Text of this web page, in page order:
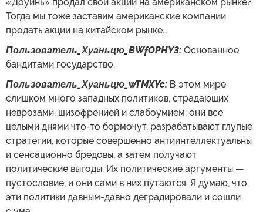
Тогда мы тоже заставим американские компании
продать акции на китайском рынке…
Пользователь_Хуаньцю_BWfOPHY3: Основанное
бандитами государство.
Пользователь_Хуаньцю_wTMXYc: В этом мире
слишком много западных политиков, страдающих
неврозами, шизофренией и слабоумием: они все
целыми днями что-то бормочут, разрабатывают глупые
стратегии, которые совершенно антиинтеллектуальны
и сенсационно бредовы, а затем получают
политические выгоды. Их политические аргументы —
пустословие, и они сами в них путаются. Я думаю, что
эти политики давным-давно деградировали и сошли